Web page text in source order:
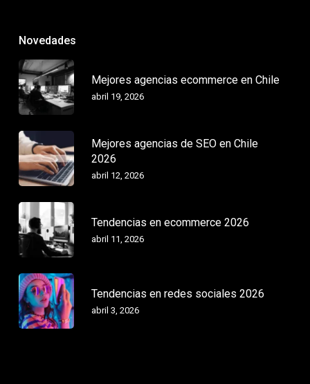
Novedades
Mejores agencias ecommerce en Chile
abril 19, 2026
Mejores agencias de SEO en Chile
2026
abril 12, 2026
Tendencias en ecommerce 2026
abril 11, 2026
Tendencias en redes sociales 2026
abril 3, 2026